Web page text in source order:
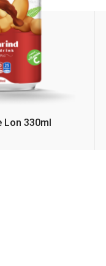
Lon 330ml